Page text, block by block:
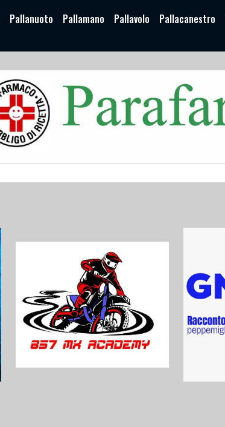
Pallanuoto Pallamano Pallavolo Pallacanestro